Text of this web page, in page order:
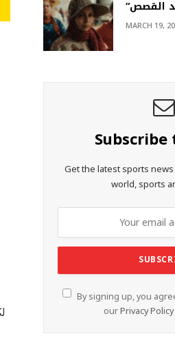
MARCH 19,
Get the latest sports
world, sports
By signing up, you
ourPrivacy Policy